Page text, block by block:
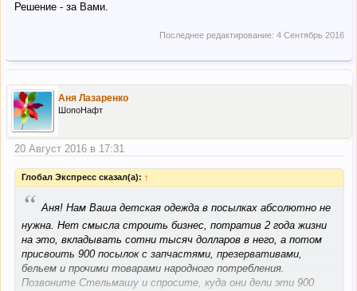
Решение - за Вами.
Последнее редактирование: 4 Сентябрь 2016
Аня Лазаренко
ШопоНафт
20 Август 2016 в 17:31
Глобал Экспресс сказал(а): ↑
“ Аня! Нам Ваша детская одежда в посылках абсолютно не
нужна. Нет смысла строить бизнес, потратив 2 года жизни
на это, вкладывать сотни тысяч долларов в него, а потом
присвоить 900 посылок с запчастями, презервативами,
бельем и прочими товарами народного потребления.
Позвоните Стельмашу и спросите, куда они дели эти 900